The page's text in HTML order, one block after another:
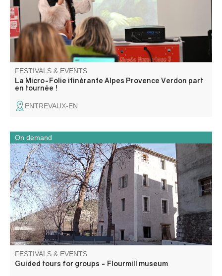
attend pour petits et grands.
FESTIVALS & EVENTS
La Micro-Folie itinérante Alpes Provence Verdon part
en tournée !
ENTREVAUX-EN
Enter like in a mill! A unique museum in the region! This
former cloth mill was transformed into a flour mill in 1902.
For 70 years, this industrial mill produced flour. Now it's
reopening its doors for visitors to enjoy.
FESTIVALS & EVENTS
Guided tours for groups - Flourmill museum
On demand